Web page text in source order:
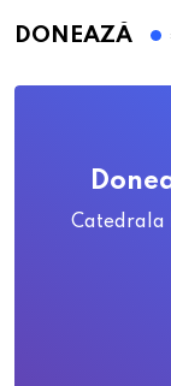
DONEAZĂ
Catedrala